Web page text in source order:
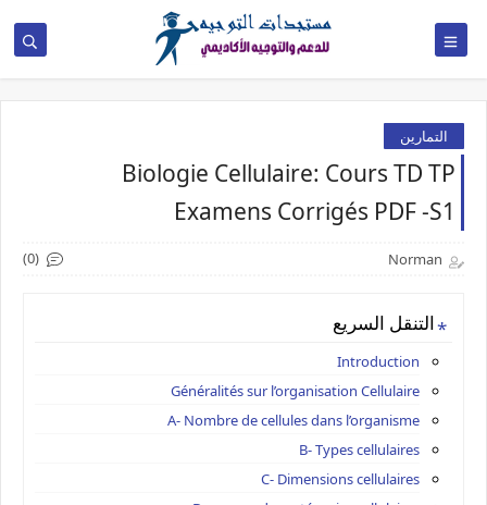
التمارين
Biologie Cellulaire: Cours TD TP
Examens Corrigés PDF -S1
Norman
(0)
التنقل السريع
Introduction
Généralités sur l’organisation Cellulaire
A- Nombre de cellules dans l’organisme
B- Types cellulaires
C- Dimensions cellulaires